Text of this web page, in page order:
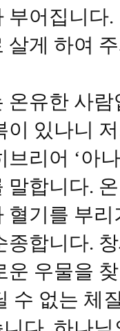
부어집니다
살게 하여
온유한 사
이 있나니
브리어 ‘아
말합니다.
혈기를 부
종합니다.
운 우물을
수 없는 체